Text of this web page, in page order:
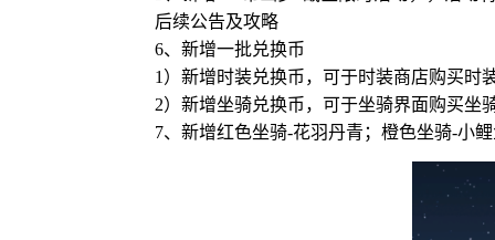
后续公告及攻略
6、新增一批兑换币
1）新增时装兑换币，可于时装商店购买时
2）新增坐骑兑换币，可于坐骑界面购买坐
7、新增红色坐骑-花羽丹青；橙色坐骑-小